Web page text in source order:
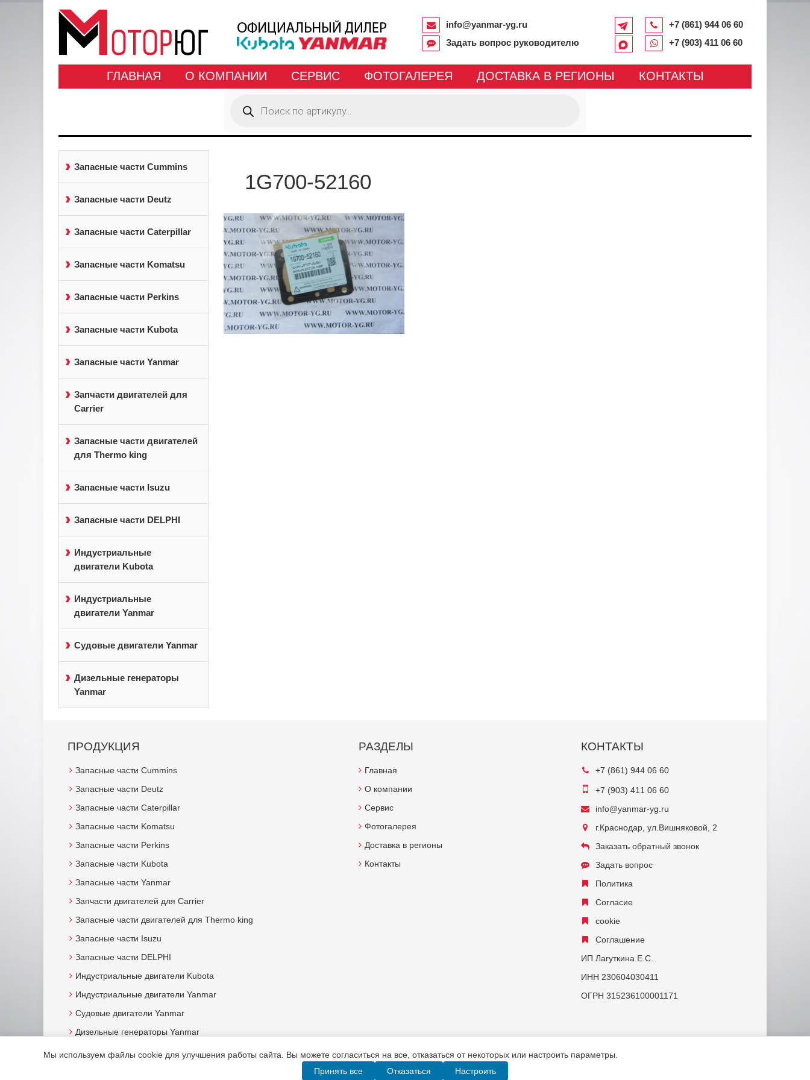
+7 (861) 944 06 60
+7 (903) 411 06 60
info@yanmar-yg.ru
Задать вопрос руководителю
ГЛАВНАЯ О КОМПАНИИ СЕРВИС ФОТОГАЛЕРЕЯ ДОСТАВКА В РЕГИОНЫ КОНТАКТЫ
товаров
Запасные части Cummins
Запасные части Deutz
Запасные части Caterpillar
Запасные части Komatsu
Запасные части Perkins
Запасные части Kubota
Запасные части Yanmar
Запчасти двигателей для
Carrier
Запасные части двигателей
для Thermo king
Запасные части Isuzu
Запасные части DELPHI
Индустриальные
двигатели Kubota
Индустриальные
двигатели Yanmar
Судовые двигатели Yanmar
Дизельные генераторы
Yanmar
1G700-52160
ПРОДУКЦИЯ
Запасные части Cummins
Запасные части Deutz
Запасные части Caterpillar
Запасные части Komatsu
Запасные части Perkins
Запасные части Kubota
Запасные части Yanmar
Запчасти двигателей для Carrier
Запасные части двигателей для Thermo king
Запасные части Isuzu
Запасные части DELPHI
Индустриальные двигатели Kubota
Индустриальные двигатели Yanmar
Судовые двигатели Yanmar
Дизельные генераторы Yanmar
РАЗДЕЛЫ
Главная
О компании
Сервис
Фотогалерея
Доставка в регионы
Контакты
КОНТАКТЫ
+7 (861) 944 06 60
+7 (903) 411 06 60
info@yanmar-yg.ru
г.Краснодар, ул.Вишняковой, 2
Заказать обратный звонок
Задать вопрос
Политика
Согласие
cookie
Соглашение
ИП Лагуткина Е.С.
ИНН 230604030411
ОГРН 315236100001171
Мы используем файлы cookie для улучшения работы сайта. Вы можете согласиться на все, отказаться от некоторых или настроить параметры.
Принять все
Отказаться Настроить